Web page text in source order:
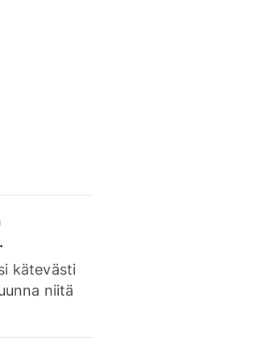
kätevästi
niitä